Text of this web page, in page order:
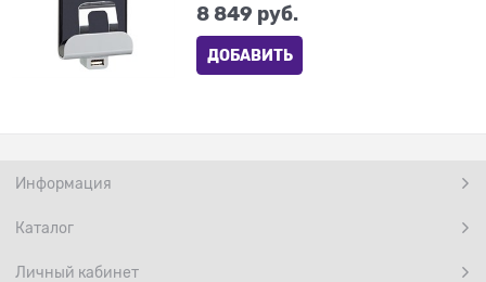
8 849 руб.
ДОБАВИТЬ
Информация
Каталог
Личный кабинет